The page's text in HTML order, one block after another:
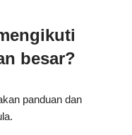
besar?
panduan dan